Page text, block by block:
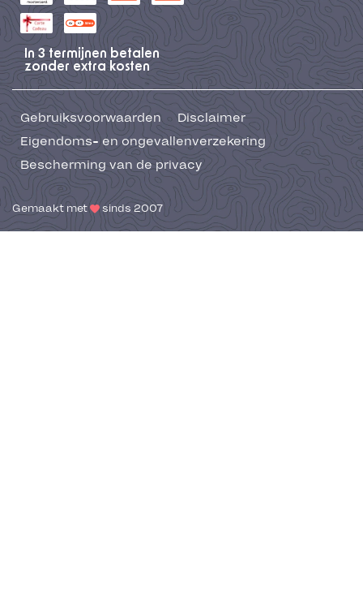
In 3 termijnen betalen
zonder extra kosten
Gebruiksvoorwaarden
Disclaimer
Eigendoms- en ongevallenverzekering
Bescherming van de privacy
Gemaakt met sinds 2007